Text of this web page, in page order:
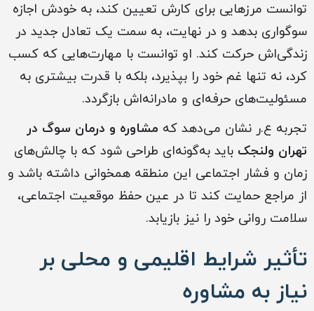
توانست مرزهایی برای کارش تعیین کند، به خودش اجازه
سوگواری بدهد و در نهایت، به سمت یک تعادل جدید در
زندگی‌اش حرکت کند. او توانست با مهارت‌هایی که کسب
کرد، نه تنها غم خود را بپذیرد، بلکه با قدرت بیشتری به
مسئولیت‌های حرفه‌ای و مادرانه‌اش بازگردد.
تجربه ع.ر نشان می‌دهد که مشاوره و درمان سوگ در
تهران ولنجک باید به‌گونه‌ای طراحی شود که با چالش‌های
زمان و فشار اجتماعی این منطقه همخوانی داشته باشد و
از مراجع حمایت کند تا در عین حفظ موقعیت اجتماعی،
سلامت روانی خود را نیز بازیابد.
تأثیر شرایط اقلیمی و محلی بر
نیاز به مشاوره